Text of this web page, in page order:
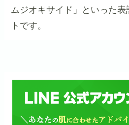
ムジオキサイド」といった
トです。